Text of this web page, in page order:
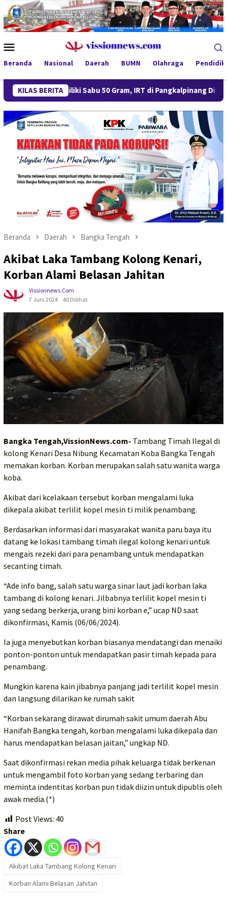
Loncat
ke
konten
Mobile
Beranda Nasional Daerah BUMN Olahraga
KILAS BERITA
Miliki Sabu 50 Gram, IRT di Pangkalpinang Ditangkap
Beranda Daerah Bangka Tengah
Akibat Laka Tambang Kolong Kenari,
Korban Alami Belasan Jahitan
Vissionnews.com
7 Juni 2024
40 Dilihat
Bangka Tengah,VissionNews.com- Tambang Timah Ilegal di
kolong Kenari Desa Nibung Kecamatan Koba Bangka Tengah
memakan korban. Korban merupakan salah satu wanita warga
koba.
Akibat dari kcelakaan tersebut korban mengalami luka
dikepala akibat terlilit kopel mesin ti milik penambang.
Berdasarkan informasi dari masyarakat wanita paru baya itu
datang ke lokasi tambang timah ilegal kolong kenari untuk
mengais rezeki dari para penambang untuk mendapatkan
secanting timah.
“Ade info bang, salah satu warga sinar laut jadi korban laka
tambang di kolong kenari. Jilbabnya terlilit kopel mesin ti
yang sedang berkerja, urang bini korban e,” ucap ND saat
dikonfirmasi, Kamis (06/06/2024).
Ia juga menyebutkan korban biasanya mendatangi dan menaiki
ponton-ponton untuk mendapatkan pasir timah kepada para
penambang.
Mungkin karena kain jibabnya panjang jadi terlilit kopel mesin
dan langsung dilarikan ke rumah sakit
“Korban sekarang dirawat dirumah sakit umum daerah Abu
Hanifah Bangka tengah, korban mengalami luka dikepala dan
harus mendapatkan belasan jaitan,” ungkap ND.
Saat dikonfirmasi rekan media pihak keluarga tidak berkenan
untuk mengambil foto korban yang sedang terbaring dan
meminta indentitas korban pun tidak diizin untuk dipublis oleh
awak media.(*)
Post Views: 40
Share
Akibat Laka Tambang Kolong Kenari
Korban Alami Belasan Jahitan